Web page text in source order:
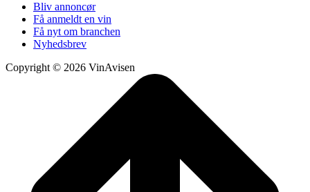
Bliv annoncør
Få anmeldt en vin
Få nyt om branchen
Nyhedsbrev
Copyright © 2026 VinAvisen